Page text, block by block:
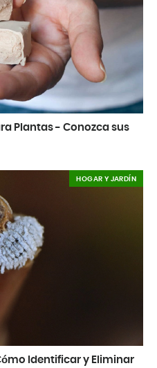
Plantas - Conozca sus
Identificar y Eliminar
HOGAR Y JARDÍN